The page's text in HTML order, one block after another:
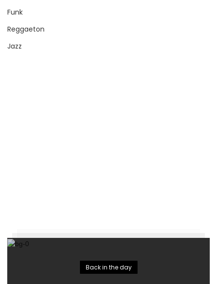
Funk
Reggaeton
Jazz
Back in the day